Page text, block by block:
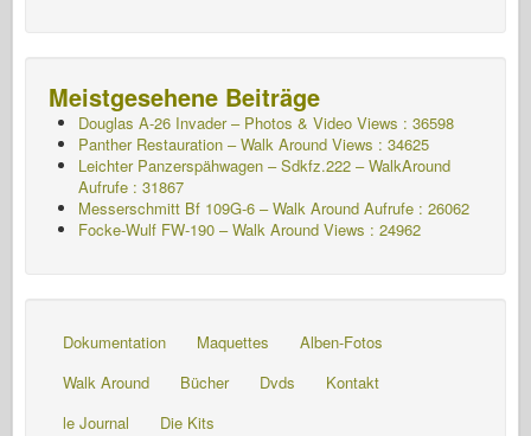
Meistgesehene Beiträge
Douglas A-26 Invader – Photos & Video Views : 36598
Panther Restauration – Walk Around Views : 34625
Leichter Panzerspähwagen – Sdkfz.222 – WalkAround
Aufrufe : 31867
Messerschmitt Bf 109G-6 – Walk Around Aufrufe : 26062
Focke-Wulf FW-190 – Walk Around Views : 24962
Dokumentation Maquettes
Alben-Fotos
Walk Around
Bücher Dvds
Kontakt
le Journal
Die Kits